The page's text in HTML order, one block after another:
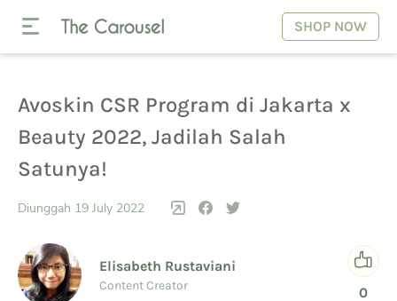
SHOP NOW
Avoskin CSR Program di Jakarta x
Beauty 2022, Jadilah Salah
Satunya!
Diunggah 19 July 2022
Elisabeth Rustaviani
Content Creator 0